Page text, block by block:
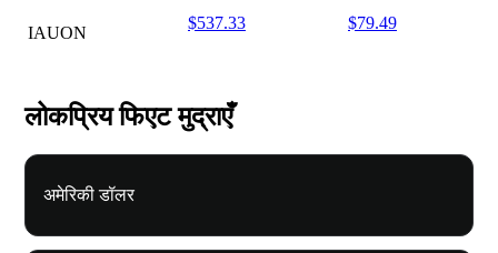
IAUON
$537.33 $79.49
लोकप्रिय फिएट मुद्राएँ
अमेरिकी डॉलर